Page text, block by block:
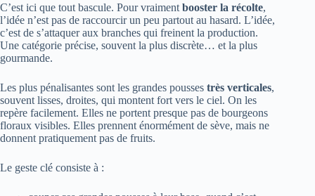
C’est ici que tout bascule. Pour vraiment booster la récolte,
l’idée n’est pas de raccourcir un peu partout au hasard. L’idée,
c’est de s’attaquer aux branches qui freinent la production.
Une catégorie précise, souvent la plus discrète… et la plus
gourmande.
Les plus pénalisantes sont les grandes pousses très verticales,
souvent lisses, droites, qui montent fort vers le ciel. On les
repère facilement. Elles ne portent presque pas de bourgeons
floraux visibles. Elles prennent énormément de sève, mais ne
donnent pratiquement pas de fruits.
Le geste clé consiste à :